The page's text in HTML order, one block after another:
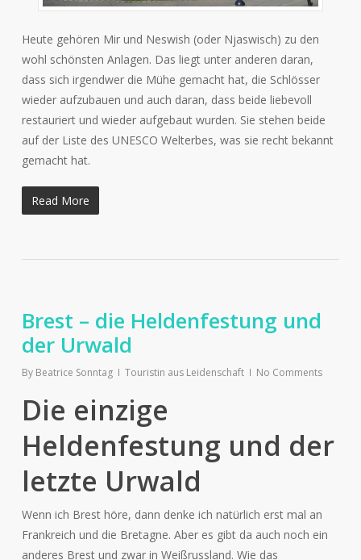
Heute gehören Mir und Neswish (oder Njaswisch) zu den
wohl schönsten Anlagen. Das liegt unter anderen daran,
dass sich irgendwer die Mühe gemacht hat, die Schlösser
wieder aufzubauen und auch daran, dass beide liebevoll
restauriert und wieder aufgebaut wurden. Sie stehen beide
auf der Liste des UNESCO Welterbes, was sie recht bekannt
gemacht hat.
Read More
Brest – die Heldenfestung und
der Urwald
By Beatrice Sonntag Touristin aus Leidenschaft No Comments
Die einzige
Heldenfestung und der
letzte Urwald
Wenn ich Brest höre, dann denke ich natürlich erst mal an
Frankreich und die Bretagne. Aber es gibt da auch noch ein
anderes Brest und zwar in Weißrussland. Wie das